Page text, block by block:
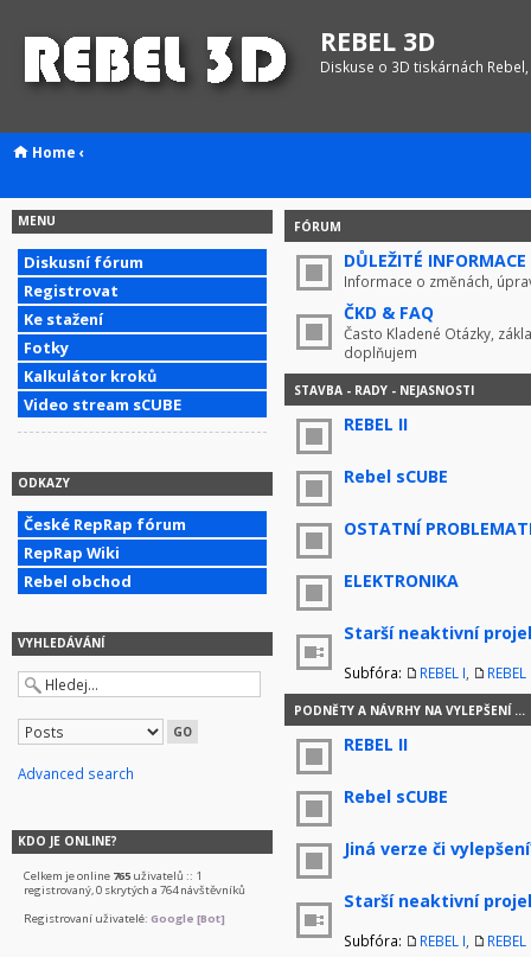
REBEL 3D
Diskuse o 3D tiskárnách
Home ‹
MENU
Diskusní fórum
Registrovat
Ke stažení
Fotky
Kalkulátor kroků
Video stream sCUBE
ODKAZY
České RepRap fórum
RepRap Wiki
Rebel obchod
VYHLEDÁVÁNÍ
Advanced search
KDO JE ONLINE?
Celkem je online 765 uživatelů :: 1
registrovaný, 0 skrytých a 764 návštěvníků
Registrovaní uživatelé: Google [Bot]
FÓRUM
DŮLEŽITÉ INFORMACE
Informace o změnách,
ČKD & FAQ
Často Kladené Otázky,
doplňujem
STAVBA - RADY - NEJASNOSTI
REBEL II
Rebel sCUBE
OSTATNÍ
ELEKTRONIKA
Starší neaktivní
Subfóra: REBEL I REBEL
PODNĚTY A NÁVRHY NA VYLEPŠENÍ ...
REBEL II
Rebel sCUBE
Jiná verze či
Starší neaktivní
Subfóra: REBEL I REBEL